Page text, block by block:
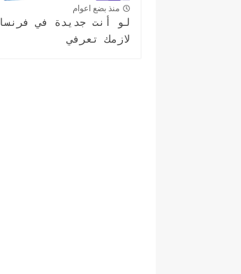
منذ بضع اعوام
لو أنت جديدة في فرنسا
لازمك تعرفي